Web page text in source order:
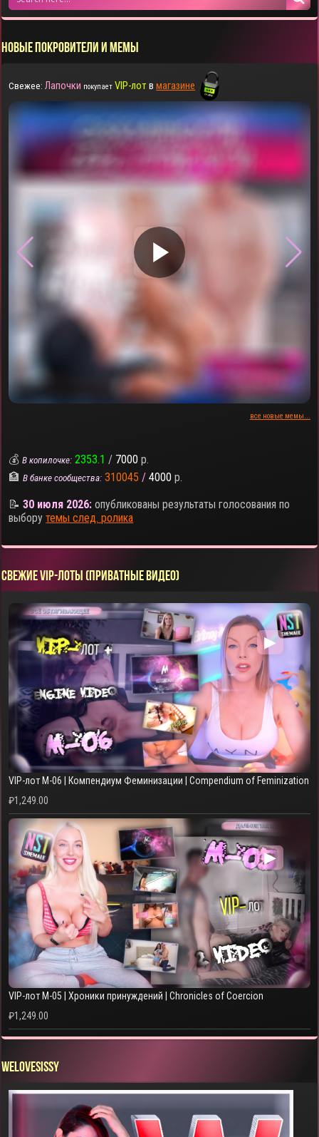
НОВЫЕ ПОКРОВИТЕЛИ И МЕМЫ
Свежее: Лапочки покупает VIP-лотвмагазине
▶
все новые мемы...
💰В копилочке: 2353.1 / 7000 р.
🏦В банке сообщества: 310045 / 4000 р.
📝30 июля 2026: опубликованы результаты голосования по
выборутемы след. ролика
СВЕЖИЕ VIP-ЛОТЫ (ПРИВАТНЫЕ ВИДЕО)
▶
VIP-лот M-06 | Компендиум Феминизации | Compendium of Feminization
₽1,249.00
▶
VIP-лот M-05 | Хроники принуждений | Chronicles of Coercion
₽1,249.00
WELOVESISSY